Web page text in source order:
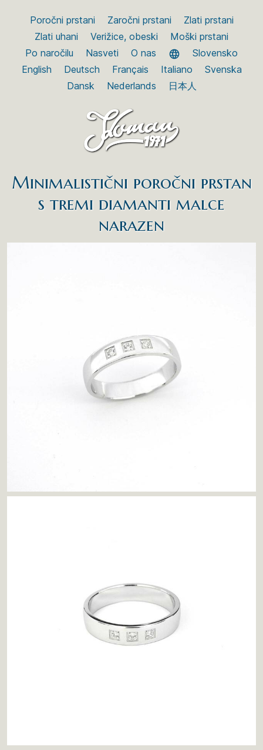
Poročni prstani Zaročni prstani
Zlati prstani
Zlati uhani
Verižice, obeski
Moški prstani
Po naročilu
Nasveti O nas
Slovensko
English
Deutsch Français Italiano
Svenska
Dansk
Nederlands 日本人
Minimalistični poročni prstan
s tremi diamanti malce
narazen